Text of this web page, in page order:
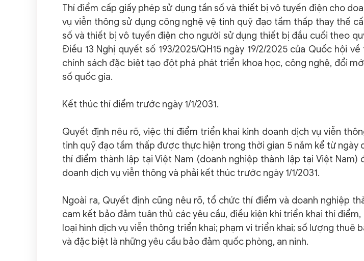
Thí điểm cấp giấy phép sử dụng tần số và thiết bị vô tuyến điện cho
vụ viễn thông sử dụng công nghệ vệ tinh quỹ đạo tầm thấp thay thế
số và thiết bị vô tuyến điện cho người sử dụng thiết bị đầu cuối theo
Điều 13 Nghị quyết số 193/2025/QH15 ngày 19/2/2025 của Quốc hội
chính sách đặc biệt tạo đột phá phát triển khoa học, công nghệ, đổi
số quốc gia.
Kết thúc thí điểm trước ngày 1/1/2031.
Quyết định nêu rõ, việc thí điểm triển khai kinh doanh dịch vụ viễn
tinh quỹ đạo tầm thấp được thực hiện trong thời gian 5 năm kể từ ngày
thí điểm thành lập tại Việt Nam (doanh nghiệp thành lập tại Việt Nam)
doanh dịch vụ viễn thông và phải kết thúc trước ngày 1/1/2031.
Ngoài ra, Quyết định cũng nêu rõ, tổ chức thí điểm và doanh nghiệp
cam kết bảo đảm tuân thủ các yêu cầu, điều kiện khi triển khai thí
loại hình dịch vụ viễn thông triển khai; phạm vi triển khai; số lượng thuê
và đặc biệt là những yêu cầu bảo đảm quốc phòng, an ninh.